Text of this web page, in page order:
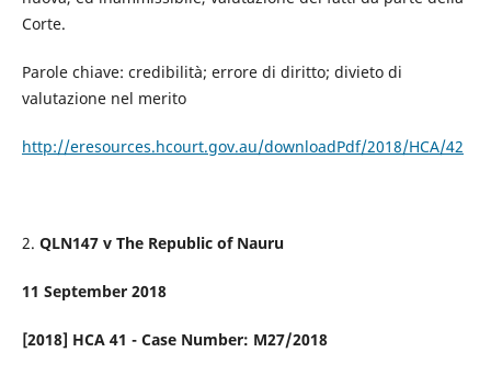
Corte.
Parole chiave: credibilità; errore di diritto; divieto di
valutazione nel merito
http://eresources.hcourt.gov.au/downloadPdf/2018/HCA/42
2. QLN147 v The Republic of Nauru
11 September 2018
[2018] HCA 41 - Case Number: M27/2018